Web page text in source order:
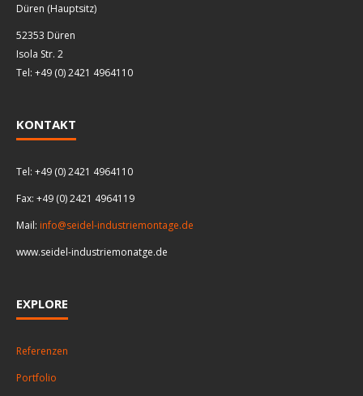
Düren (Hauptsitz)
52353 Düren
Isola Str. 2
Tel: +49 (0) 2421 4964110
KONTAKT
Tel: +49 (0) 2421 4964110
Fax: +49 (0) 2421 4964119
Mail: info@seidel-industriemontage.de
www.seidel-industriemonatge.de
EXPLORE
Referenzen
Portfolio